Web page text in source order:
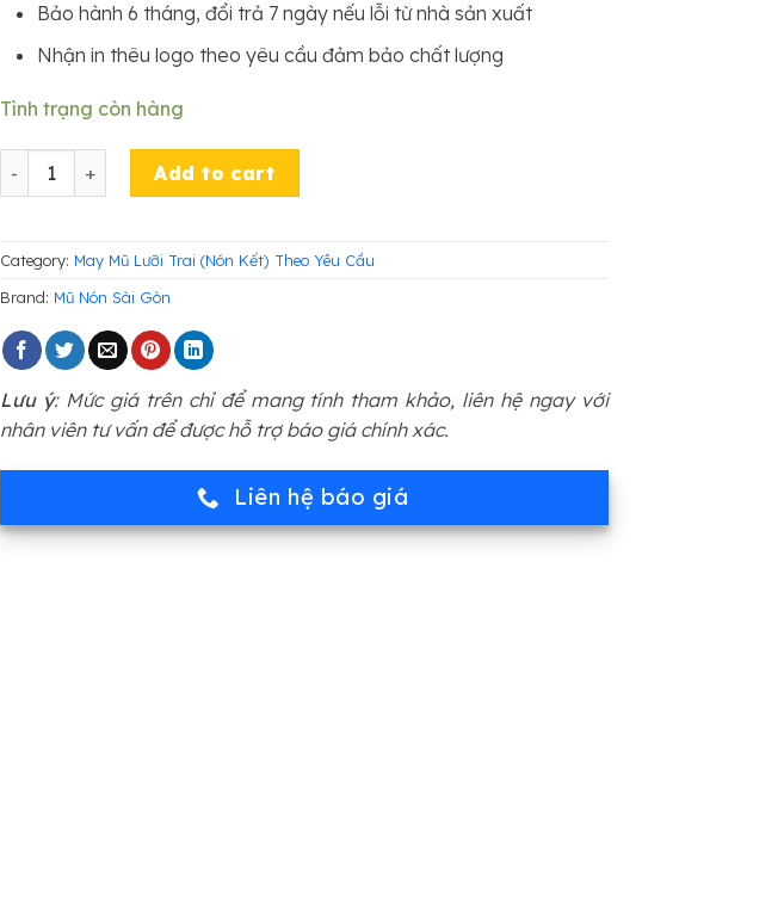
Bảo hành 6 tháng, đổi trả 7 ngày nếu lỗi từ nhà sản xuất
Nhận in thêu logo theo yêu cầu đảm bảo chất lượng
Tình trạng còn hàng
SẢN XUẤT NÓN LƯỠI TRAI GFC84 quantity
Add to cart
Category: May Mũ Lưỡi Trai (Nón Kết) Theo Yêu Cầu
Brand: Mũ Nón Sài Gòn
Lưu ý: Mức giá trên chỉ để mang tính tham khảo, liên hệ ngay với
nhân viên tư vấn để được hỗ trợ báo giá chính xác.
Liên hệ báo giá